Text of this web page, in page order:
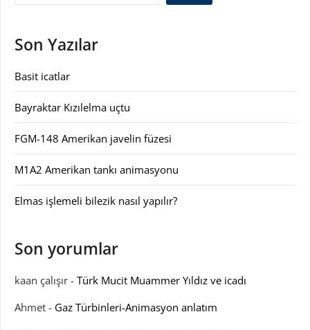
Son Yazılar
Basit icatlar
Bayraktar Kızılelma uçtu
FGM-148 Amerikan javelin füzesi
M1A2 Amerikan tankı animasyonu
Elmas işlemeli bilezik nasıl yapılır?
Son yorumlar
kaan çalışır - Türk Mucit Muammer Yıldız ve icadı
Ahmet - Gaz Türbinleri-Animasyon anlatım